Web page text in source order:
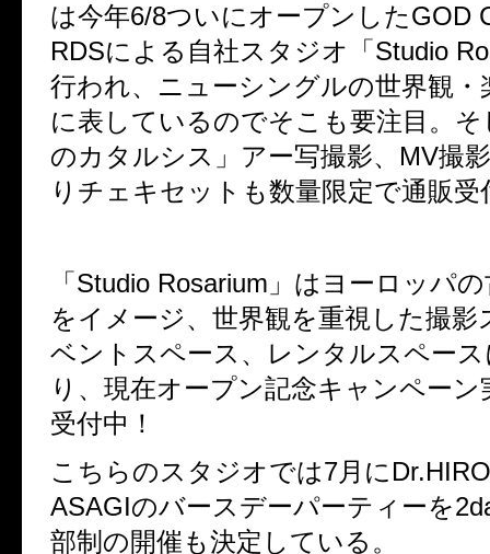
は今年6/8ついにオープンしたGOD
RDSによる自社スタジオ「Studio
行われ、ニューシングルの世界観・
に表しているのでそこも要注目。
のカタルシス」アー写撮影、MV撮
りチェキセットも数量限定で通販受
「Studio Rosarium」はヨーロッパ
をイメージ、世界観を重視した撮影
ベントスペース、レンタルスペー
り、現在オープン記念キャンペーン
受付中！
こちらのスタジオでは7月に
ASAGIのバースデーパーティーを
部制の開催も決定している。